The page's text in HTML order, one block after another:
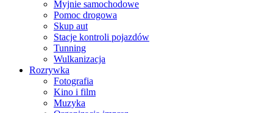
Myjnie samochodowe
Pomoc drogowa
Skup aut
Stacje kontroli pojazdów
Tunning
Wulkanizacja
Rozrywka
Fotografia
Kino i film
Muzyka